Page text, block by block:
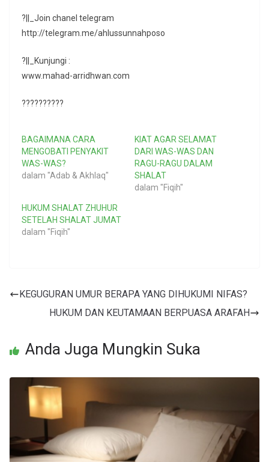
?||_Join chanel telegram
http://telegram.me/ahlussunnahposo
?||_Kunjungi :
www.mahad-arridhwan.com
??????????
BAGAIMANA CARA
MENGOBATI PENYAKIT
WAS-WAS?
dalam "Adab & Akhlaq"
KIAT AGAR SELAMAT
DARI WAS-WAS DAN
RAGU-RAGU DALAM
SHALAT
dalam "Fiqih"
HUKUM SHALAT ZHUHUR
SETELAH SHALAT JUMAT
dalam "Fiqih"
KEGUGURAN UMUR BERAPA YANG DIHUKUMI NIFAS?
HUKUM DAN KEUTAMAAN BERPUASA ARAFAH
Anda Juga Mungkin Suka